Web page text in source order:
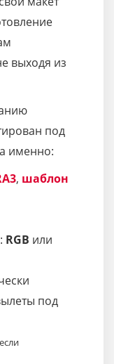
выходя из
под
именно:
, шаблон
RGB или
под